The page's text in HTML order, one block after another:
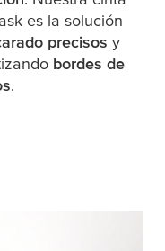
es la solución
precisos y
bordes de
.